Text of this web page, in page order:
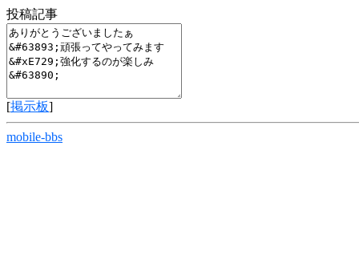
投稿記事
[掲示板]
mobile-bbs